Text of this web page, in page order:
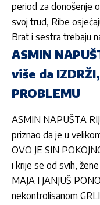
period za donošenje
svoj trud, Ribe
Brat i sestra trebaju
ASMIN
više da
PROBLEMU
ASMIN NAPUŠTA
priznao da je u
OVO JE SIN
i krije se od svih,
MAJA I JANJUŠ
nekontrolisanom